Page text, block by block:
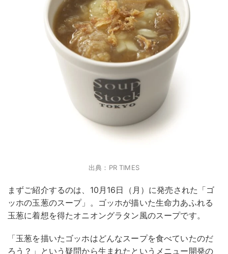
出典：PR TIMES
まずご紹介するのは、10月16日（月）に発売された「ゴ
ッホの玉葱のスープ」。ゴッホが描いた生命力あふれる
玉葱に着想を得たオニオングラタン風のスープです。
「玉葱を描いたゴッホはどんなスープを食べていたのだ
ろう？」という疑問から生まれたというメニュー開発の